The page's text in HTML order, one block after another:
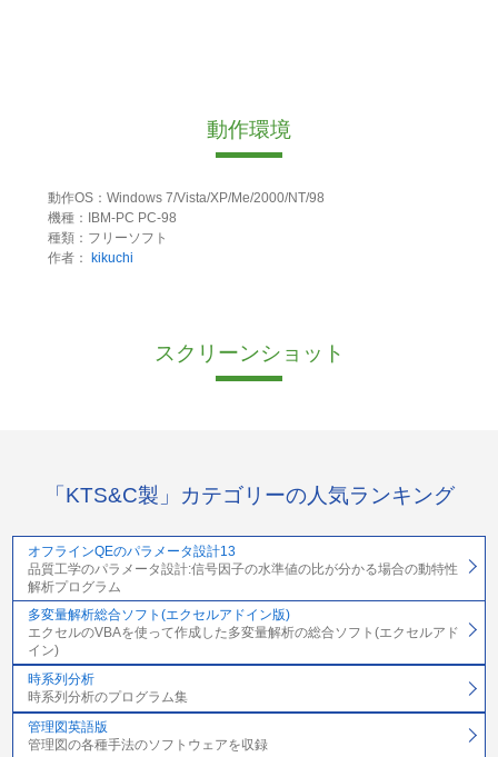
動作環境
動作OS：Windows 7/Vista/XP/Me/2000/NT/98
機種：IBM-PC PC-98
種類：フリーソフト
作者：
kikuchi
スクリーンショット
「KTS&C製」カテゴリーの人気ランキング
オフラインQEのパラメータ設計13
品質工学のパラメータ設計:信号因子の水準値の比が分かる場合の動特性
解析プログラム
多変量解析総合ソフト(エクセルアドイン版)
エクセルのVBAを使って作成した多変量解析の総合ソフト(エクセルアド
イン)
時系列分析
時系列分析のプログラム集
管理図英語版
管理図の各種手法のソフトウェアを収録